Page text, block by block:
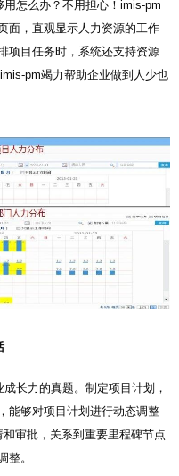
怎么办？不用担心！imis-pm
面，直观显示人力资源的工作
项目任务时，系统还支持资源
pm竭力帮助企业做到人少也
长力的真题。制定项目计划，
能够对项目计划进行动态调整
审批，关系到重要里程碑节点
整。